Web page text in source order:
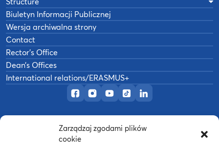
Zarządzaj zgodami plików
cookie
Official Facebook page
Official Instagram profile
Official YouTube channel
Official TikTok page
Official LinkedIn
Biuletyn Informacji Publicznej
Wersja archiwalna strony
Contact
Rector’s Office
Dean’s Offices
International relations/ERASMUS+
Akademia Wychowania Fizycznego w